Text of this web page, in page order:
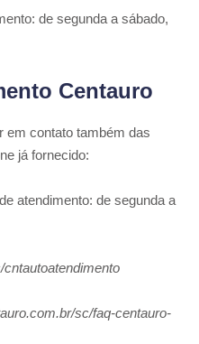
de segunda a sábado,
Centauro
em contato também das
já fornecido:
atendimento: de segunda a
sc/faq-centauro-